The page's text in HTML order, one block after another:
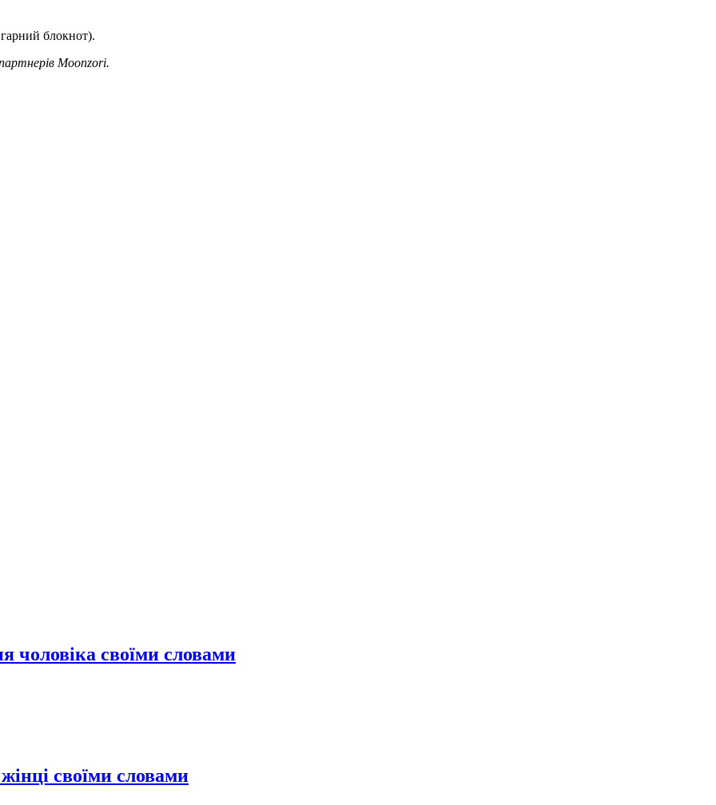
блокнот).
Moonzori.
чоловіка своїми словами
своїми словами